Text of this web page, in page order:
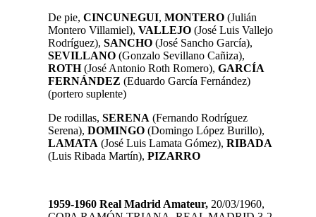
De pie, CINCUNEGUI, MONTERO (Julián
Montero Villamiel), VALLEJO (José Luis Vallejo
Rodríguez), SANCHO (José Sancho García),
SEVILLANO (Gonzalo Sevillano Cañiza),
ROTH(José Antonio Roth Romero), GARCÍA
FERNÁNDEZ (Eduardo García Fernández)
(portero suplente)
De rodillas, SERENA (Fernando Rodríguez
Serena), DOMINGO (Domingo López Burillo),
LAMATA (José Luis Lamata Gómez), RIBADA
(Luis Ribada Martín), PIZARRO
1959-1960 Real Madrid Amateur, 20/03/1960,